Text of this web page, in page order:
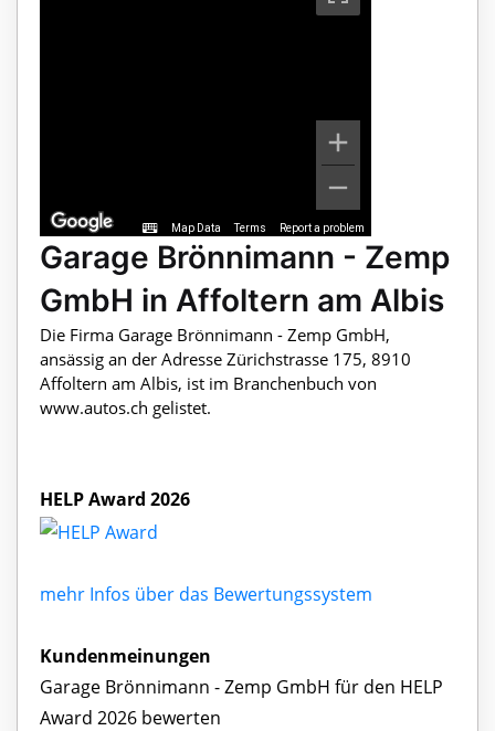
Map Data Terms Report a problem
Garage Brönnimann - Zemp
GmbH in Affoltern am Albis
Die Firma Garage Brönnimann - Zemp GmbH,
ansässig an der Adresse Zürichstrasse 175, 8910
Affoltern am Albis, ist im Branchenbuch von
www.autos.ch gelistet.
HELP Award 2026
mehr Infos über das Bewertungssystem
Kundenmeinungen
Garage Brönnimann - Zemp GmbH für den HELP
Award 2026 bewerten